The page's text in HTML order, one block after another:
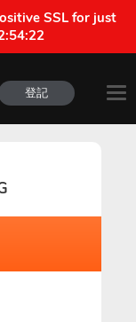
SSL for just
登記